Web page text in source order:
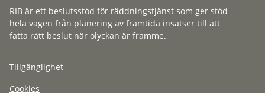
RIB är ett beslutsstöd för räddningstjänst som ger stöd
hela vägen från planering av framtida insatser till att
fatta rätt beslut när olyckan är framme.
Tillgänglighet
Cookies